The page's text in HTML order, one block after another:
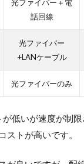
光ファイバー＋電
話回線
光ファイバー
+LANケーブル
光ファイバーのみ
低いが速度が制
ストが高いです。